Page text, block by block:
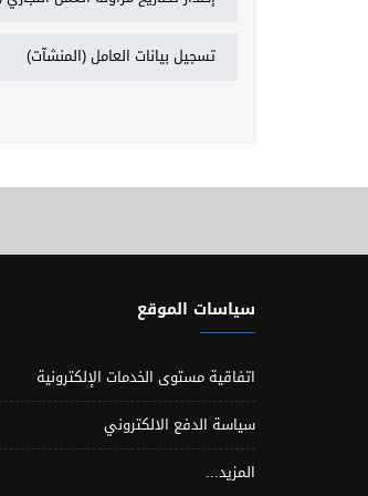
تسجيل بيانات العامل (المنشآت)
سياسات الموقع
اتفاقية مستوى الخدمات الإلكترونية
سياسة الدفع الالكتروني
المزيد...